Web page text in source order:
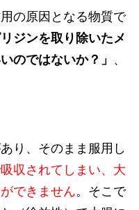
の原因となる物質で
リジンを取り除いたメ
のではないか？」 、
り、そのまま服用し
収されてしまい、大
できません。そこで